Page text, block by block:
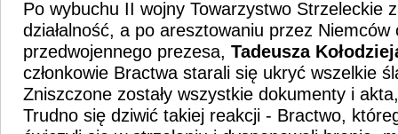
Po wybuchu II wojny Towarzystwo Strzeleckie
działalność, a po aresztowaniu przez Niemców
przedwojennego prezesa, Tadeusza
członkowie Bractwa starali się ukryć wszelkie
Zniszczone zostały wszystkie dokumenty i
Trudno się dziwić takiej reakcji - Bractwo,